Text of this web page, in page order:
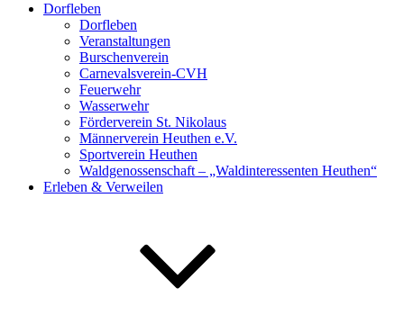
Dorfleben
Dorfleben
Veranstaltungen
Burschenverein
Carnevalsverein-CVH
Feuerwehr
Wasserwehr
Förderverein St. Nikolaus
Männerverein Heuthen e.V.
Sportverein Heuthen
Waldgenossenschaft – „Waldinteressenten Heuthen“
Erleben & Verweilen